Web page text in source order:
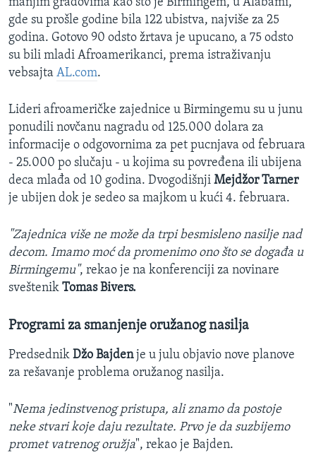
gde su prošle godine bila 122 ubistva, najviše za 25
godina. Gotovo 90 odsto žrtava je upucano, a 75 odsto
su bili mladi Afroamerikanci, prema istraživanju
vebsajta AL.com.
Lideri afroameričke zajednice u Birmingemu su u junu
ponudili novčanu nagradu od 125.000 dolara za
informacije o odgovornima za pet pucnjava od februara
- 25.000 po slučaju - u kojima su povređena ili ubijena
deca mlađa od 10 godina. Dvogodišnji Mejdžor Tarner
je ubijen dok je sedeo sa majkom u kući 4. februara.
"Zajednica više ne može da trpi besmisleno nasilje nad
decom. Imamo moć da promenimo ono što se događa u
Birmingemu", rekao je na konferenciji za novinare
sveštenik Tomas Bivers.
Programi za smanjenje oružanog nasilja
Predsednik Džo Bajdenje u julu objavio nove planove
za rešavanje problema oružanog nasilja.
"Nema jedinstvenog pristupa, ali znamo da postoje
neke stvari koje daju rezultate. Prvo je da suzbijemo
promet vatrenog oružja", rekao je Bajden.